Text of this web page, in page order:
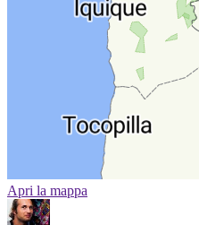
Apri la mappa